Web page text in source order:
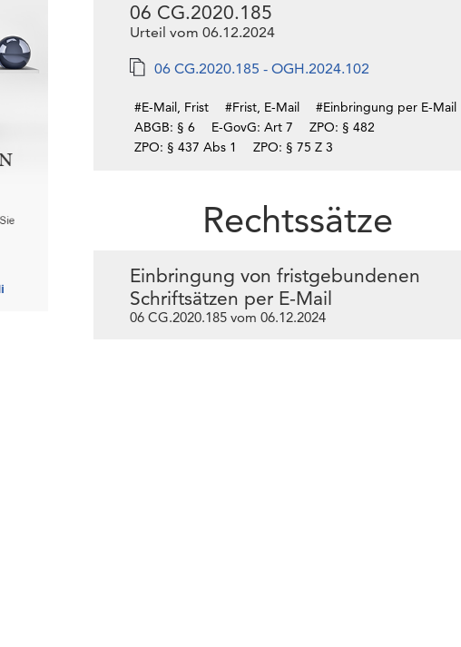
06 CG.2020.185
Urteil vom 06.12.2024
06 CG.2020.185 - OGH.2024.102
#E-Mail, Frist #Frist, E-Mail
#Einbringung per E-Mail
ABGB: § 6
E-GovG: Art 7
ZPO: § 482
ZPO: § 437 Abs 1
ZPO: § 75 Z 3
Rechtssätze
Einbringung von fristgebundenen
Schriftsätzen per E-Mail
06 CG.2020.185 vom 06.12.2024